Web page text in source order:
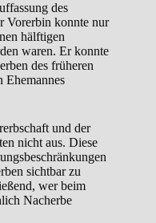
des
Vorerbin konnte nur
hälftigen
waren. Er konnte
des früheren
Ehemannes
und der
nicht aus. Diese
sichtbar zu
wer beim
Nacherbe